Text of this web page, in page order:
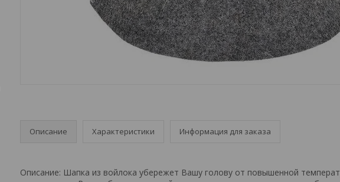
Описание Характеристики Информация для заказа
Описание: Шапка из войлока убережет Вашу голову от повышенной